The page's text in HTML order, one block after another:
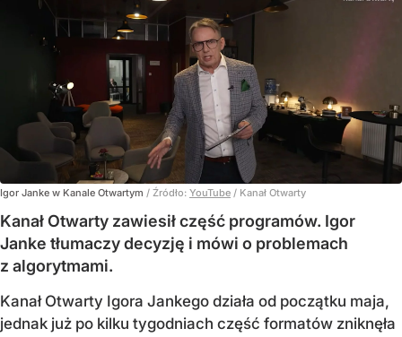
Igor Janke w Kanale Otwartym / Źródło: YouTube / Kanał Otwarty
Kanał Otwarty zawiesił część programów. Igor
Janke tłumaczy decyzję i mówi o problemach
z algorytmami.
Kanał Otwarty Igora Jankego działa od początku maja,
jednak już po kilku tygodniach część formatów zniknęła